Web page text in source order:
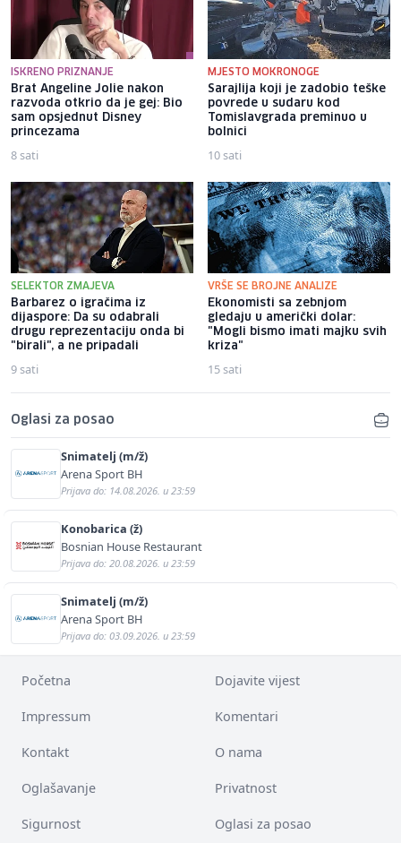
ISKRENO PRIZNANJE
Brat Angeline Jolie nakon
razvoda otkrio da je gej: Bio
sam opsjednut Disney
princezama
8 sati
MJESTO MOKRONOGE
Sarajlija koji je zadobio teške
povrede u sudaru kod
Tomislavgrada preminuo u
bolnici
10 sati
SELEKTOR ZMAJEVA
Barbarez o igračima iz
dijaspore: Da su odabrali
drugu reprezentaciju onda bi
"birali", a ne pripadali
9 sati
VRŠE SE BROJNE ANALIZE
Ekonomisti sa zebnjom
gledaju u američki dolar:
"Mogli bismo imati majku svih
kriza"
15 sati
Oglasi za posao
Snimatelj (m/ž)
Arena Sport BH
Prijava do: 14.08.2026. u 23:59
Konobarica (ž)
Bosnian House Restaurant
Prijava do: 20.08.2026. u 23:59
Snimatelj (m/ž)
Arena Sport BH
Prijava do: 03.09.2026. u 23:59
Početna Dojavite vijest
Impressum Komentari
Kontakt O nama
Oglašavanje Privatnost
Sigurnost Oglasi za posao